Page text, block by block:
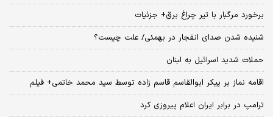
برخورد مرگبار با تیر چراغ برق+ جزئیات
شنیده شدن صدای انفجار در بهمئی/ علت چیست؟
حملات شدید اسرائیل به لبنان
اقامه نماز بر پیکر ابوالقاسم قاسم زاده توسط سید محمد خاتمی+ فیلم
ترامپ در برابر ایران اعلام پیروزی کرد